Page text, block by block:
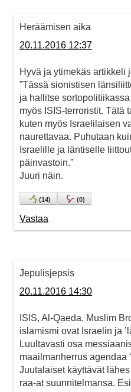
Heräämisen aika
20.11.2016 12:37
Hyvä ja ytimekäs artikkeli
”Tässä sionistisen
ja hallitse
myös ISIS-terroristit. Tätä
kuten myös Israelilaisen
naurettavaa. Puhutaan
Israelille ja läntiselle
päinvastoin.”
Juuri näin.
(14) (0)
Vastaa
Jepulisjepsis
20.11.2016 14:30
ISIS, Al-Qaeda, Muslim
islamismi ovat Israelin ja
Luultavasti osa
maailmanherrus agendaa
Juutalaiset käyttävät
raa-at suunnitelmansa.